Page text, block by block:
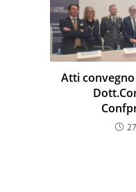
Atti convegno